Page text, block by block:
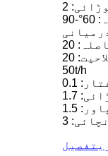
آلودگی سے پاک کرنے کی صلاحیت: 20t/h-
50t/h
تفصیل